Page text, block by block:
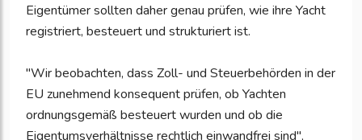
Eigentümer sollten daher genau prüfen, wie ihre Yacht
registriert, besteuert und strukturiert ist.
"Wir beobachten, dass Zoll- und Steuerbehörden in der
EU zunehmend konsequent prüfen, ob Yachten
ordnungsgemäß besteuert wurden und ob die
Eigentumsverhältnisse rechtlich einwandfrei sind",